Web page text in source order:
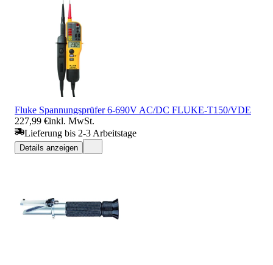
Fluke Spannungsprüfer 6-690V AC/DC FLUKE-T150/VDE
227,99 €inkl. MwSt.
Lieferung bis 2-3 Arbeitstage
Details anzeigen